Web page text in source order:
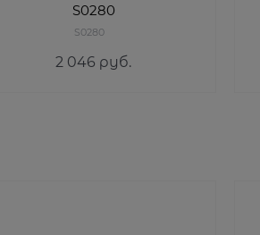
S0280
S0280
2 046 руб.